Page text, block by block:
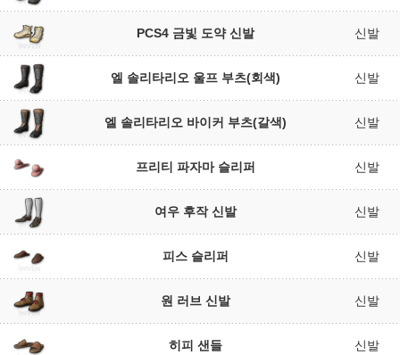
PCS4 금빛 도약 신발 신발
엘 솔리타리오 울프 부츠(회색) 신발
엘 솔리타리오 바이커 부츠(갈색) 신발
프리티 파자마 슬리퍼 신발
여우 후작 신발 신발
피스 슬리퍼 신발
원 러브 신발 신발
히피 샌들 신발